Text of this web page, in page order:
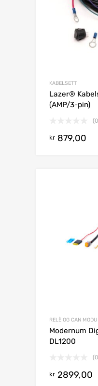
KABELSETT
Lazer®
(AMP/3-pin)
kr 879,00
RELÈ OG CAN
Modernum
DL1200
kr 2899,00